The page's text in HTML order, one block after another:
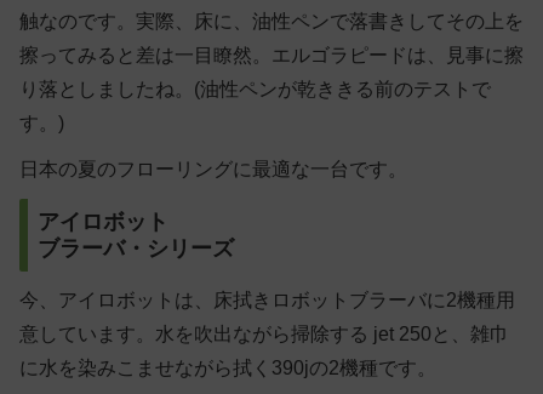
触なのです。実際、床に、油性ペンで落書きしてその上を
擦ってみると差は一目瞭然。エルゴラピードは、見事に擦
り落としましたね。(油性ペンが乾ききる前のテストで
す。)
日本の夏のフローリングに最適な一台です。
アイロボット
ブラーバ・シリーズ
今、アイロボットは、床拭きロボットブラーバに2機種用
意しています。水を吹出ながら掃除する jet 250と、雑巾
に水を染みこませながら拭く390jの2機種です。